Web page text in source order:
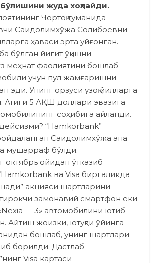
жуда хоҳлайди.
Чортоқ туманида
Саидолимхўжа Солибоевни
ҳаваси эрта уйғонган.
бўлган йигит ўқишни
меҳнат фаолиятини бошлаб
учун пул жамғаришни
эди. Унинг орзуси узоқ йилларга
Атиги 5 АҚШ доллари эвазига
соҳибига айланди.
“Hamkorbank”
Саидолимхўжа ана
мушарраф бўлди.
октябрь ойидан ўтказиб
ва Visa биргаликда
акцияси шартларини
замонавий смартфон ёки
— 3» автомобилини ютиб
Айтиш жоизки, ютуқли ўйинга
бошлаб, унинг шартлари
борилди. Дастлаб
Visa картаси